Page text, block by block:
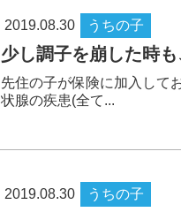
2019.08.30 うちの子
少し調子を崩した時も
先住の子が保険に加入して
状腺の疾患(全て...
2019.08.30 うちの子